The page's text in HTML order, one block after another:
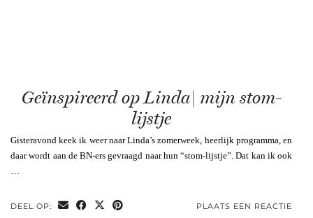
Geïnspireerd op Linda| mijn stom-
lijstje
Gisteravond keek ik weer naar Linda’s zomerweek, heerlijk programma, en
daar wordt aan de BN-ers gevraagd naar hun “stom-lijstje”. Dat kan ik ook
DEEL OP: PLAATS EEN REACTIE